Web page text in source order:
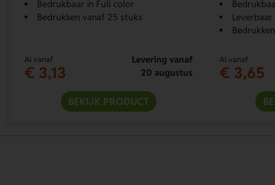
Bedrukbaar in Full color
Bedrukken vanaf 25 stuks
Al vanaf
€ 3,13
Levering vanaf
20 augustus
BEKIJK PRODUCT
Al vanaf
€ 3,65